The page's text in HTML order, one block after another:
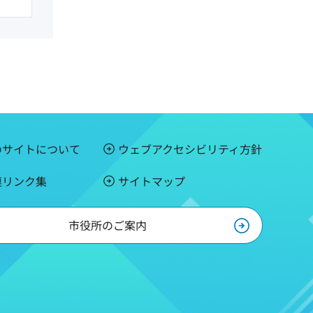
イトについて
ウェブアクセシビリティ方針
ンク集
サイトマップ
市役所のご案内